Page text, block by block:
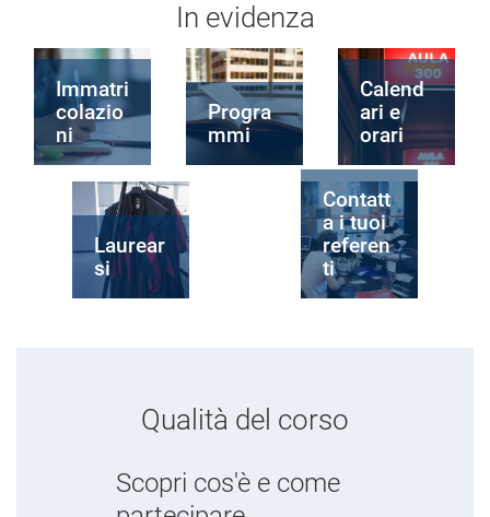
In evidenza
Immatri
colazio
ni
Progra
mmi
Calend
ari e
orari
Laurear
si
Contatt
a i tuoi
referen
ti
Qualità del corso
Scopri cos'è e come